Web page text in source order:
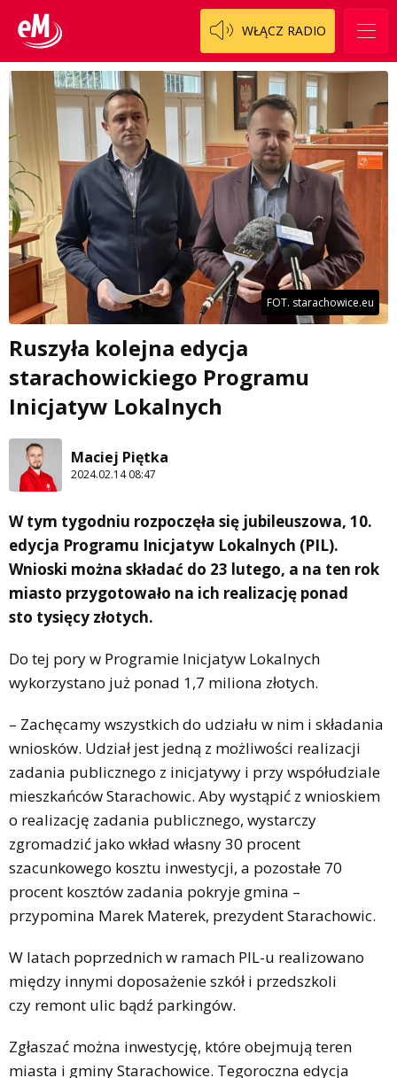
WŁĄCZ RADIO
FOT. starachowice.eu
Ruszyła kolejna edycja
starachowickiego Programu
Inicjatyw Lokalnych
Maciej Piętka
2024.02.14 08:47
W tym tygodniu rozpoczęła się jubileuszowa, 10.
edycja Programu Inicjatyw Lokalnych (PIL).
Wnioski można składać do 23 lutego, a na ten rok
miasto przygotowało na ich realizację ponad
sto tysięcy złotych.
Do tej pory w Programie Inicjatyw Lokalnych
wykorzystano już ponad 1,7 miliona złotych.
– Zachęcamy wszystkich do udziału w nim i składania
wniosków. Udział jest jedną z możliwości realizacji
zadania publicznego z inicjatywy i przy współudziale
mieszkańców Starachowic. Aby wystąpić z wnioskiem
o realizację zadania publicznego, wystarczy
zgromadzić jako wkład własny 30 procent
szacunkowego kosztu inwestycji, a pozostałe 70
procent kosztów zadania pokryje gmina –
przypomina Marek Materek, prezydent Starachowic.
W latach poprzednich w ramach PIL-u realizowano
między innymi doposażenie szkół i przedszkoli
czy remont ulic bądź parkingów.
Zgłaszać można inwestycję, które obejmują teren
miasta i gminy Starachowice. Tegoroczna edycja